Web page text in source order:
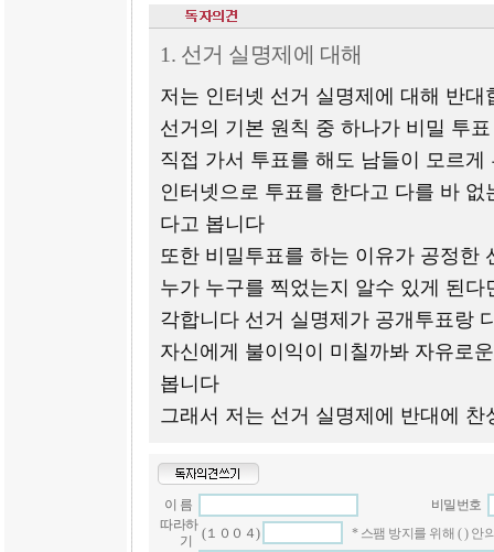
1. 선거 실명제에 대해
저는 인터넷 선거 실명제에 대해 반대
선거의 기본 원칙 중 하나가 비밀 투
직접 가서 투표를 해도 남들이 모르게
인터넷으로 투표를 한다고 다를 바
다고 봅니다
또한 비밀투표를 하는 이유가 공정한
누가 누구를 찍었는지 알수 있게 된
각합니다 선거 실명제가 공개투표랑
자신에게 불이익이 미칠까봐 자유로
봅니다
그래서 저는 선거 실명제에 반대에 찬
이 름
비밀번호
따라하
기
(１００４)
* 스팸 방지를 위해 ( ) 안